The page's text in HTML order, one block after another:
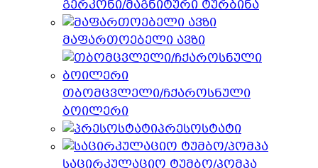
გერკონი/მაგნიტური ტურბინა
მაფართოებელი ავზი
თბომცვლელი/ჩქაროსნული
ბოილერი
პრესოსტატი